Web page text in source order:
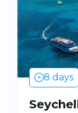
8 days